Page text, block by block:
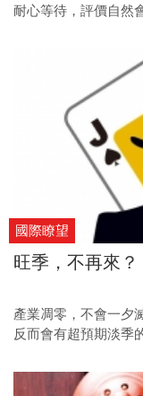
耐心等待，評價自然
國際瞭望
旺季，不再來？
產業凋零，不會一夕
反而會有超預期淡季